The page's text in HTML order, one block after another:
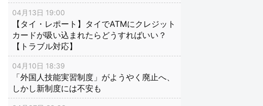
04月13日 19:00
【タイ・レポート】タイでATMにクレジット
カードが吸い込まれたらどうすればいい？
【トラブル対応】
04月10日 18:39
「外国人技能実習制度」がようやく廃止へ、
しかし新制度には不安も